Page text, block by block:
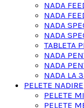
NADA
NADA
NADA
NADA
TABLETA
NADA
NADA
NADA LA
PELETE NADIRE
PELETE
PELETE